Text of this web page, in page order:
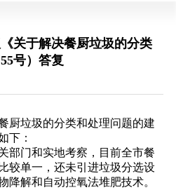
关于解决餐厨垃圾的分类
号）答复
垃圾的分类和处理问题的建
下：
门和实地考察，目前全市餐
较单一，还未引进垃圾分选设
降解和自动控氧法堆肥技术。